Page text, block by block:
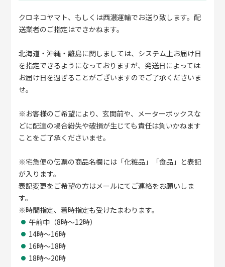
クロネコヤマト、もしくは西濃運輸でお送り致します。配
送業者のご指定はできかねます。
北海道・沖縄・離島に関しましては、システム上お届け日
を指定できるようになっておりますが、発送日によっては
お届け日を過ぎることがございますのでご了承くださいま
せ。
※お客様のご希望により、玄関前や、メーターボックスな
どに配達の場合紛失や破損が生じても責任は負いかねます
ことをご了承くださいませ。
※宅急便の伝票の商品名欄には「化粧品」「食品」と表記
が入ります。
表記変更をご希望の方はメールにてご連絡をお願いしま
す。
※時間指定、着時指定も受けたまわります。
午前中（8時～12時）
14時～16時
16時～18時
18時～20時